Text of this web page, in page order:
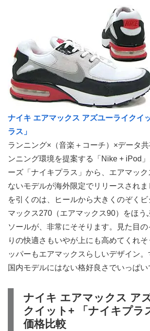
ナイキ エアマックス アズユーライクイ
ラス」
ランニング×（音楽＋コーチ）×データ
ンニング環境を提案する「Nike + iPod
ーズ「ナイキプラス」から、エアマッ
ないモデルが海外限定でリリースされま
を引くのは、ヒールから大きくのぞく
マックス270（エアマックス90）をほう
ソールが、非常にそそります。見た目
りの快適さもいやが上にも高めてくれ
ッパーもエアマックスらしいデザイン。
国内モデルにはない格好良さでいっぱい
ナイキ エアマックス ア
クイット+ 「ナイキプラ
価格比較